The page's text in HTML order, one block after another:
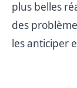
plus belles
des
les anticiper